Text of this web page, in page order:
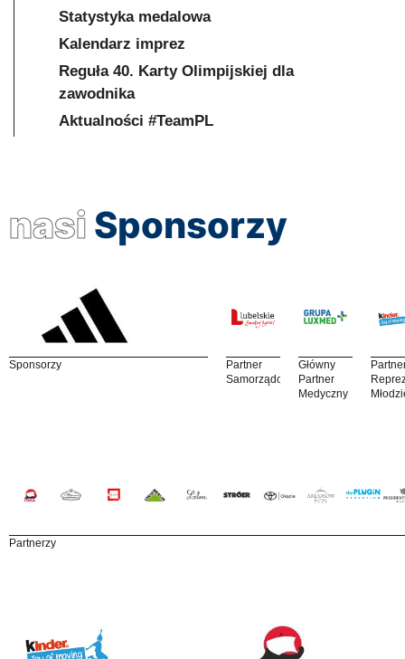
Statystyka medalowa
Kalendarz imprez
Reguła 40. Karty Olimpijskiej dla
zawodnika
Aktualności #TeamPL
nasi Sponsorzy
Sponsorzy
Partner
Samorządowy
Główny
Partner
Medyczny
Partnerzy